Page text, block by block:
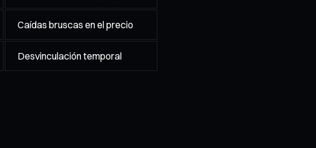
Caídas bruscas en el precio
Desvinculación temporal